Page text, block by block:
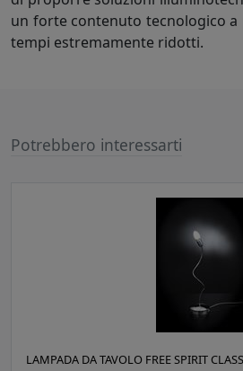
un forte contenuto tecnologico a
tempi estremamente ridotti.
Potrebbero interessarti
LAMPADA DA TAVOLO FREE SPIRIT